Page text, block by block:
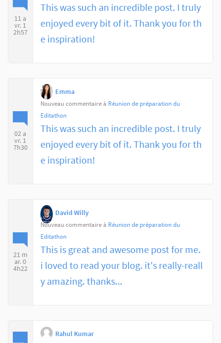
11 a
vr. 1
2h57
This was such an incredible post. I truly
enjoyed every bit of it. Thank you for th
e inspiration!
02 a
vr. 1
7h30
Emma
Nouveau commentaire à Réunion de préparation du
Editathon
This was such an incredible post. I truly
enjoyed every bit of it. Thank you for th
e inspiration!
21 m
ar. 0
4h22
David Willy
Nouveau commentaire à Réunion de préparation du
Editathon
This is great and awesome post for me.
i loved to read your blog. it's really-reall
y amazing. thanks...
Rahul Kumar